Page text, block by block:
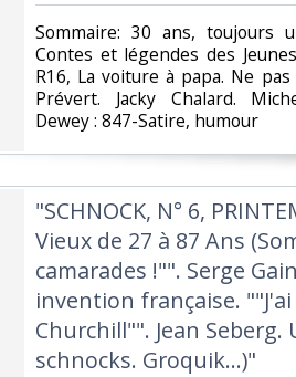
‎Sommaire: 30 ans, toujours
Contes et légendes des
R16, La voiture à papa. Ne
Prévert. Jacky Chalard.
Dewey : 847-Satire, humour‎
‎"SCHNOCK, N° 6,
Vieux de 27 à 87 Ans
camarades !"". Serge
invention française.
Churchill"". Jean Seberg.
schnocks. Groquik...)"‎